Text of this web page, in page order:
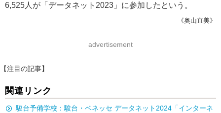
6,525人が「データネット2023」に参加したという。
《奥山直美》
advertisement
【注目の記事】
関連リンク
駿台予備学校：駿台・ベネッセ データネット2024「インターネ